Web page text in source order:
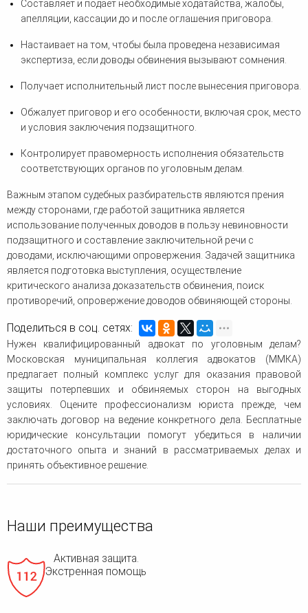
Составляет и подает необходимые ходатайства, жалобы,
апелляции, кассации до и после оглашения приговора.
Настаивает на том, чтобы была проведена независимая
экспертиза, если доводы обвинения вызывают сомнения.
Получает исполнительный лист после вынесения приговора.
Обжалует приговор и его особенности, включая срок, место
и условия заключения подзащитного.
Контролирует правомерность исполнения обязательств
соответствующих органов по уголовным делам.
Важным этапом судебных разбирательств являются прения
между сторонами, где работой защитника является
использование полученных доводов в пользу невиновности
подзащитного и составление заключительной речи с
доводами, исключающими опровержения. Задачей защитника
является подготовка выступления, осуществление
критического анализа доказательств обвинения, поиск
противоречий, опровержение доводов обвиняющей стороны.
Поделиться в соц. сетях:
Нужен квалифицированный адвокат по уголовным делам?
Московская муниципальная коллегия адвокатов (ММКА)
предлагает полный комплекс услуг для оказания правовой
защиты потерпевших и обвиняемых сторон на выгодных
условиях. Оцените профессионализм юриста прежде, чем
заключать договор на ведение конкретного дела. Бесплатные
юридические консультации помогут убедиться в наличии
достаточного опыта и знаний в рассматриваемых делах и
принять объективное решение.
Наши преимущества
Активная защита.
Экстренная помощь